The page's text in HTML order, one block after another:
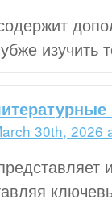
изучить
30th, 2026